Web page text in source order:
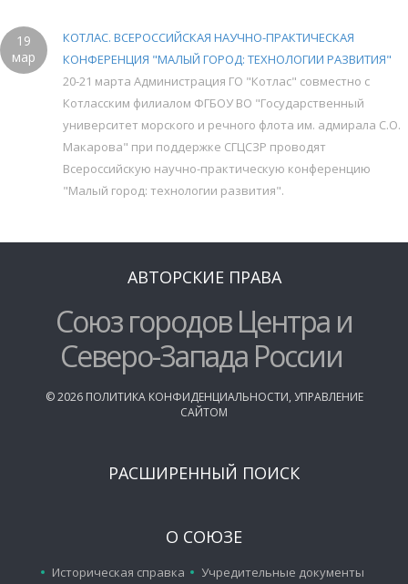
19
мар
КОТЛАС. ВСЕРОССИЙСКАЯ НАУЧНО-ПРАКТИЧЕСКАЯ
КОНФЕРЕНЦИЯ "МАЛЫЙ ГОРОД: ТЕХНОЛОГИИ РАЗВИТИЯ"
20-21 марта Администрация ГО "Котлас" совместно с
Котласским филиалом ФГБОУ ВО "Государственный
университет морского и речного флота им. адмирала С.О.
Макарова" при поддержке СГЦСЗР проводят
Всероссийскую научно-практическую конференцию
"Малый город: технологии развития".
АВТОРСКИЕ ПРАВА
Союз городов Центра и
Северо-Запада России
©2026 ПОЛИТИКА КОНФИДЕНЦИАЛЬНОСТИ, УПРАВЛЕНИЕ
САЙТОМ
РАСШИРЕННЫЙ ПОИСК
О СОЮЗЕ
Историческая справка Учредительные документы